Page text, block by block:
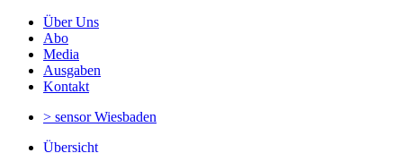
Über Uns
Abo
Media
Ausgaben
Kontakt
> sensorWiesbaden
Übersicht